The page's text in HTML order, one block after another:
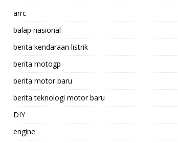
arrc
balap nasional
berita kendaraan listrik
berita motogp
berita motor baru
berita teknologi motor baru
DIY
engine